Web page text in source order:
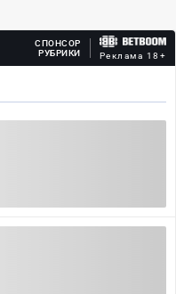
СПОНСОР
РУБРИКИ
Реклама 18+